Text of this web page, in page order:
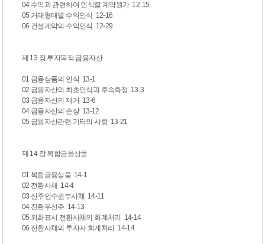
04 수익과 관련하여 인식할 계약원가 12-15
05 거래형태별 수익인식 12-16
06 건설계약의 수익인식 12-29
제 13 장 투자목적 금융자산
01 금융상품의 인식 13-1
02 금융자산의 최초인식과 후속측정 13-3
03 금융자산의 제거 13-6
04 금융자산의 손상 13-12
05 금융자산관련 기타의 사항 13-21
제 14 장 복합금융상품
01 복합금융상품 14-1
02 전환사채 14-4
03 신주인수권부사채 14-11
04 전환우선주 14-13
05 외화표시 전환사채의 회계처리 14-14
06 전환사채의 투자자 회계처리 14-14